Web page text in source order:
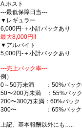
A.ホスト
---最低保障日当---
▼レギュラー
6,000円-＋小計バックあり
最大8,000円!!
▼アルバイト
5,000円-＋小計バックあり
---売上バック率---
例）
0～50万未満 ：50%バック
50〜200万未満 ：55%バック
200〜300万未満：60%バック
300〜 ：65%バック
上記、基本報酬以外にも…..